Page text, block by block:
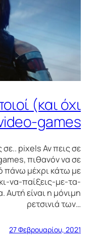
(και όχι
games
pixels Αν πεις σε
πιθανόν να σε
πάνω μέχρι κάτω με
να-παίξεις-με-τα-
είναι η μόνιμη
ρετσινιά των…
27 Φεβρουαρίου, 2021